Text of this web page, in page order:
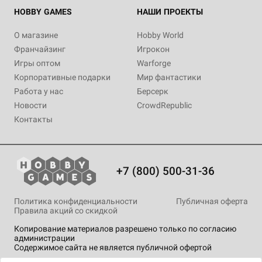
Купить
Уведомить о наличии
HOBBY GAMES
О магазине
Франчайзинг
Игры оптом
Корпоративные подарки
Работа у нас
Новости
Контакты
НАШИ ПРОЕКТЫ
Hobby World
Игрокон
Warforge
Мир фантастики
Берсерк
CrowdRepublic
+7 (800) 500-31-36
Копирование материалов разрешено только по согласию
администрации
Содержимое сайта не является публичной офертой
Политика конфиденциальности
Публичная оферта
Правила акций со скидкой